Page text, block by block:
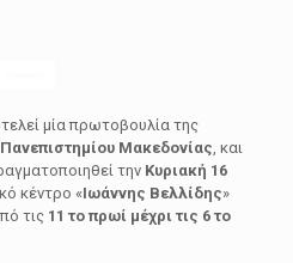
μία πρωτοβουλία της
Πανεπιστημίου Μακεδονίας, και
την Κυριακή 16
κέντρο «Ιωάννης Βελλίδης»
τις 11 το πρωί μέχρι τις 6 το